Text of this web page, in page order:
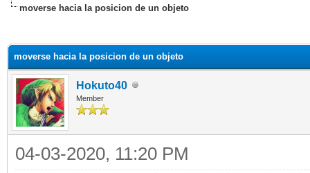
moverse hacia la posicion de un objeto
moverse hacia la posicion de un objeto
Hokuto40
Member
04-03-2020, 11:20 PM